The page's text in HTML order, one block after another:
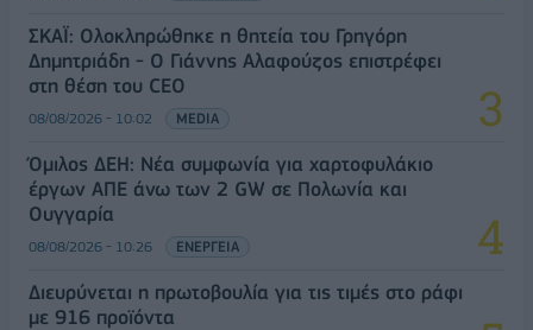
ΣΚΑΪ: Ολοκληρώθηκε η θητεία του Γρηγόρη
Δημητριάδη - Ο Γιάννης Αλαφούζος επιστρέφει
στη θέση του CEO
08/08/2026 - 10:02 MEDIA
Όμιλος ΔΕΗ: Νέα συμφωνία για χαρτοφυλάκιο
έργων ΑΠΕ άνω των 2 GW σε Πολωνία και
Ουγγαρία
08/08/2026 - 10:26 ΕΝΕΡΓΕΙΑ
Διευρύνεται η πρωτοβουλία για τις τιμές στο ράφι
με 916 προϊόντα